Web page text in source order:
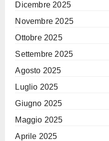
Dicembre 2025
Novembre 2025
Ottobre 2025
Settembre 2025
Agosto 2025
Luglio 2025
Giugno 2025
Maggio 2025
Aprile 2025